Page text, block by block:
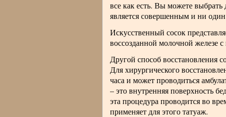
все как есть. Вы можете выбрать
является совершенным и ни
Искусственный сосок
воссозданной молочной железе
Другой способ восстановления
Для хирургического
часа и может проводиться
– это внутренняя поверхность
эта процедура проводится во
применяет для этого татуаж.